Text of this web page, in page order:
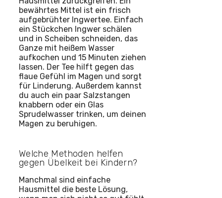
bewährtes Mittel ist ein frisch
aufgebrühter Ingwertee. Einfach
ein Stückchen Ingwer schälen
und in Scheiben schneiden, das
Ganze mit heißem Wasser
aufkochen und 15 Minuten ziehen
lassen. Der Tee hilft gegen das
flaue Gefühl im Magen und sorgt
für Linderung. Außerdem kannst
du auch ein paar Salzstangen
knabbern oder ein Glas
Sprudelwasser trinken, um deinen
Magen zu beruhigen.
Welche Methoden helfen
gegen Übelkeit bei Kindern?
Manchmal sind einfache
Hausmittel die beste Lösung,